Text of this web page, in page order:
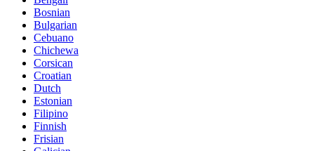
Bosnian
Bulgarian
Cebuano
Chichewa
Corsican
Croatian
Dutch
Estonian
Filipino
Finnish
Frisian